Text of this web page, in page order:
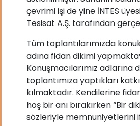
çevrimi işi de yine İNTES
Tesisat A.Ş. tarafından
Tüm toplantılarımızda
adına fidan dikimi
Konuşmacılarımız adlarına
toplantımıza yaptıkları
kılmaktadır. Kendilerine
hoş bir anı bırakırken “Bir
sözleriyle memnuniyetlerini